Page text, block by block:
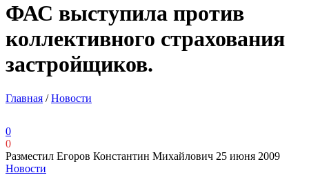
ФАС выступила против
коллективного страхования
застройщиков.
Главная /Новости
0
0
Разместил Егоров Константин Михайлович 25 июня 2009
Новости